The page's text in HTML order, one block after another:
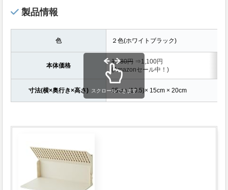
製品情報
色 ２色(ホワイトブラック)
本体価格
1,980円 ⇒1,100円
(Amazonセール中！)
寸法(横×奥行き×高さ) 35cm (10.5)× 15cm × 20cm
スクロールできます